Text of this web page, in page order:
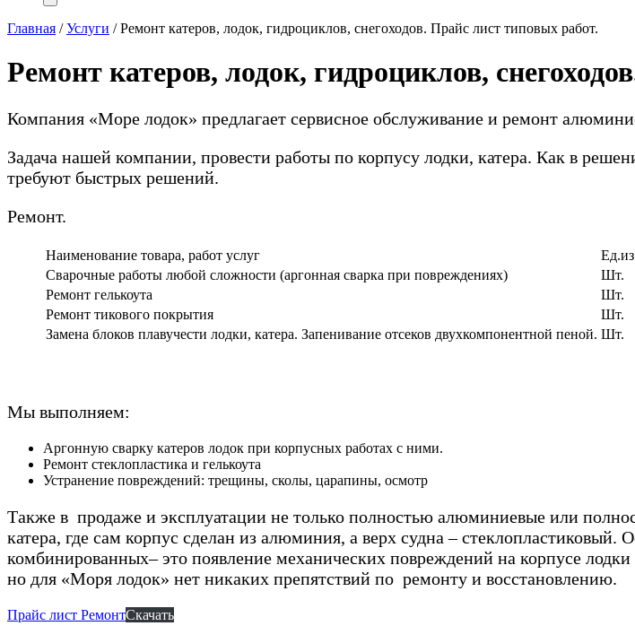
Главная /Услуги /Ремонт катеров, лодок, гидроциклов, снегоходов. Прайс лист типовых работ.
Ремонт катеров, лодок, гидроциклов,
Компания «Море лодок» предлагает сервисное обслуживание и ремонт
Задача нашей компании, провести работы по корпусу лодки, катера. Как в
требуют быстрых решений.
Ремонт.
Наименование товара, работ услуг
Сварочные работы любой сложности (аргонная сварка при повреждениях)
Шт.
Ремонт гелькоута
Шт.
Ремонт тикового покрытия
Шт.
Замена блоков плавучести лодки, катера. Запенивание отсеков двухкомпонентной пеной. Шт.
Все
Мы выполняем:
Аргонную сварку катеров лодок при корпусных работах с ними.
Ремонт стеклопластика и гелькоута
Устранение повреждений: трещины, сколы, царапины, осмотр
Также в продаже и эксплуатации не только полностью алюминиевые или
катера, где сам корпус сделан из алюминия, а верх судна – стеклопластиковый.
комбинированных– это появление механических повреждений на корпусе
но для «Моря лодок» нет никаких препятствий по ремонту и восстановлению.
Прайс лист РемонтСкачать